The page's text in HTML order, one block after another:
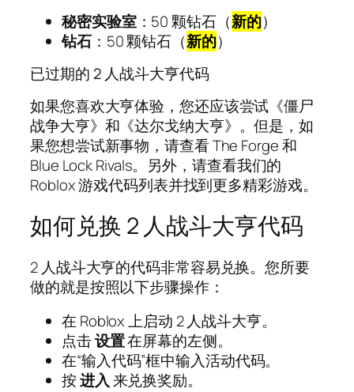
秘密实验室：50 颗钻石（新的）
钻石：50 颗钻石（新的）
已过期的 2 人战斗大亨代码
如果您喜欢大亨体验，您还应该尝试《僵尸
战争大亨》和《达尔戈纳大亨》。但是，如
果您想尝试新事物，请查看 The Forge 和
Blue Lock Rivals。另外，请查看我们的
Roblox 游戏代码列表并找到更多精彩游戏。
如何兑换 2 人战斗大亨代码
2 人战斗大亨的代码非常容易兑换。您所要
做的就是按照以下步骤操作：
在 Roblox 上启动 2 人战斗大亨。
点击设置在屏幕的左侧。
在“输入代码”框中输入活动代码。
按进入来兑换奖励。